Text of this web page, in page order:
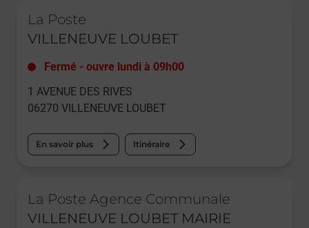
La Poste
VILLENEUVE LOUBET
Fermé - ouvre lundi à 09h00
1 AVENUE DES RIVES
06270 VILLENEUVE LOUBET
En savoir plus Itinéraire
La Poste Agence Communale
VILLENEUVE LOUBET MAIRIE